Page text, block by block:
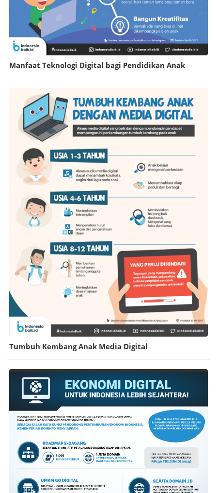
Manfaat Teknologi Digital bagi Pendidikan Anak
Tumbuh Kembang Anak Media Digital